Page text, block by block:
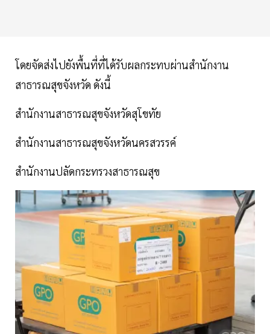
โดยจัดส่งไปยังพื้นที่ที่ได้รับผลกระทบผ่านสำนักงาน
สาธารณสุขจังหวัด ดังนี้
สำนักงานสาธารณสุขจังหวัดสุโขทัย
สำนักงานสาธารณสุขจังหวัดนครสวรรค์
สำนักงานปลัดกระทรวงสาธารณสุข